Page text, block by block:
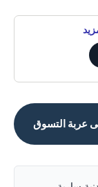
عربة التسوق